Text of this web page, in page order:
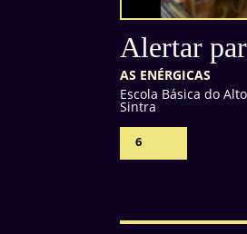
Alertar
AS ENÉRGICAS
Escola Básica do
Sintra
6